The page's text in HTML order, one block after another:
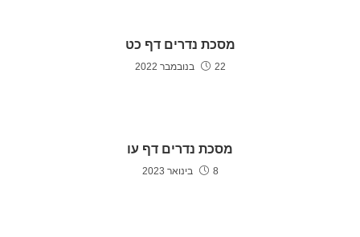
מסכת נדרים דף כט
22 בנובמבר 2022
מסכת נדרים דף עו
8 בינואר 2023